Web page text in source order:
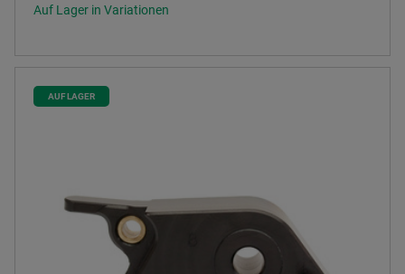
Auf Lager in Variationen
AUF LAGER